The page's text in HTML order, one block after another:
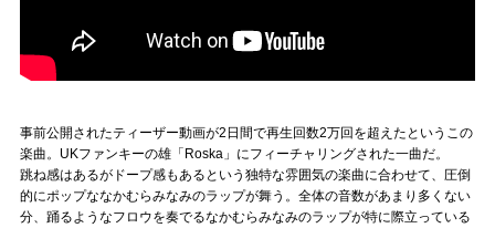
事前公開されたティーザー動画が2日間で再生回数2万回を超えたというこの
楽曲。UKファンキーの雄「Roska」にフィーチャリングされた一曲だ。
跳ね感はあるがドープ感もあるという独特な雰囲気の楽曲に合わせて、圧倒
的にポップななかむらみなみのラップが舞う。全体の音数があまり多くない
分、踊るようなフロウを奏でるなかむらみなみのラップが特に際立っている